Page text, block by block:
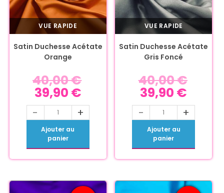
VUE RAPIDE
Satin Duchesse Acétate
Orange
40,00€
39,90 €
- +
Ajouter au
panier
VUE RAPIDE
Satin Duchesse Acétate
Gris Foncé
40,00€
39,90 €
- +
Ajouter au
panier